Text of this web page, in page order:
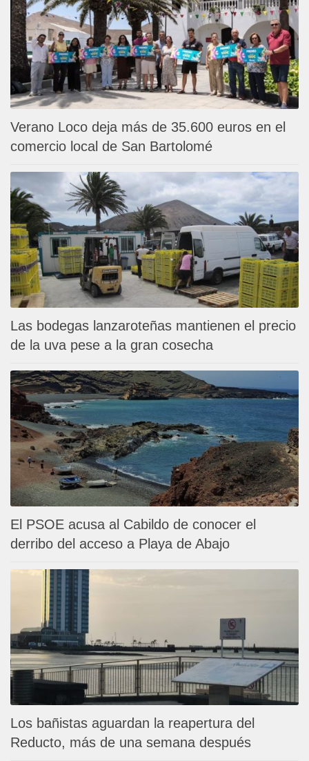
Verano Loco deja más de 35.600 euros en el
comercio local de San Bartolomé
Las bodegas lanzaroteñas mantienen el precio
de la uva pese a la gran cosecha
El PSOE acusa al Cabildo de conocer el
derribo del acceso a Playa de Abajo
Los bañistas aguardan la reapertura del
Reducto, más de una semana después